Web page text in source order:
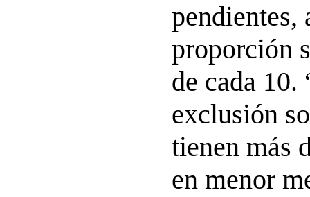
pendientes,
proporción
de cada
exclusión
tienen más
en menor